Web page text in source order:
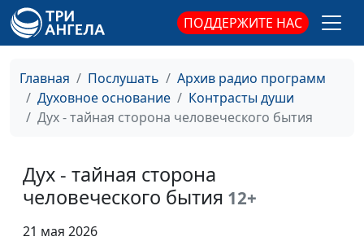
ПОДДЕРЖИТЕ НАС
Главная Послушать
Архив радио программ
Духовное основание
Контрасты души
Дух - тайная сторона человеческого бытия
Дух - тайная сторона
человеческого бытия 12+
21 мая 2026
благословлять...
дьявол?
Михаил Долженко,
священнослужитель
быть святым?
Михаил Долженко,
священнослужитель
священнослужитель